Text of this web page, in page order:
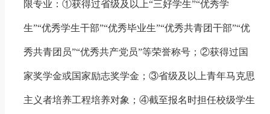
限专业：①获得过省级及以上“三好学生”“优秀学
生”“优秀学生干部”“优秀毕业生”“优秀共青团干部”“优
秀共青团员”“优秀共产党员”等荣誉称号；②获得过国
家奖学金或国家励志奖学金；③省级及以上青年马克思
主义者培养工程培养对象；④截至报名时担任校级学生